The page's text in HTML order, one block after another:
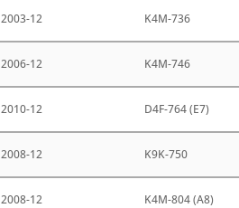
2003-12 K4M-736
2006-12 K4M-746
2010-12 D4F-764 (E7)
2008-12 K9K-750
2008-12 K4M-804 (A8)